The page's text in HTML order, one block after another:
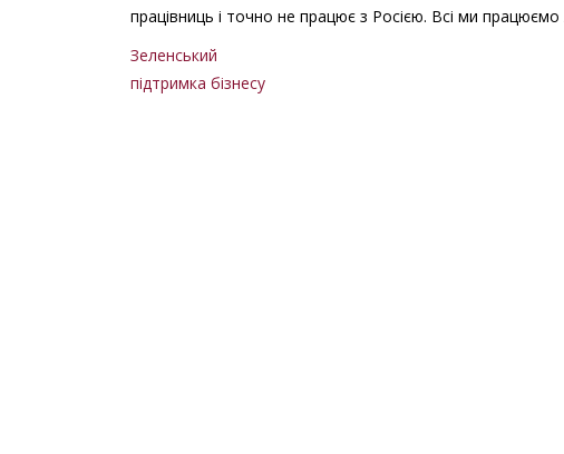
працівниць і точно не працює з Росією. Всі ми
Зеленський
підтримка бізнесу